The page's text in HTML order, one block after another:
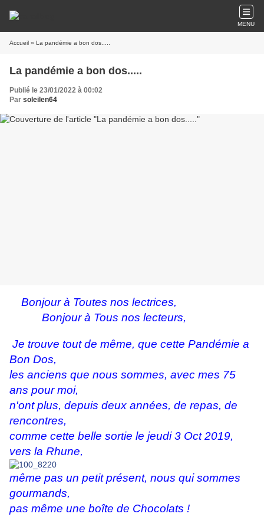
MENU
Accueil » La pandémie a bon dos.....
La pandémie a bon dos.....
Publié le 23/01/2022 à 00:02
Par soleilen64
Bonjour à Toutes nos lectrices,
Bonjour à Tous nos lecteurs,
Je trouve tout de même, que cette Pandémie a
Bon Dos,
les anciens que nous sommes, avec mes 75
ans pour moi,
n'ont plus, depuis deux années, de repas, de
rencontres,
comme cette belle sortie le jeudi 3 Oct 2019,
vers la Rhune,
même pas un petit présent, nous qui sommes
gourmands,
pas même une boîte de Chocolats !